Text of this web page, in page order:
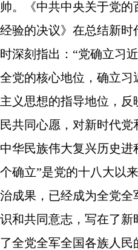
帅。《中共中央关于党
经验的决议》在总结新
时深刻指出：“党确立习
全党的核心地位，确立
主义思想的指导地位，反
民共同心愿，对新时代
中华民族伟大复兴历史进
个确立”是党的十八大以
治成果，已经成为全党
识和共同意志，写在了
了全党全军全国各族人